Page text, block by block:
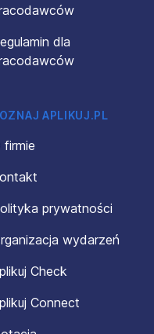
dla
APLIKUJ.PL
firmie
prywatności
wydarzeń
Check
Connect